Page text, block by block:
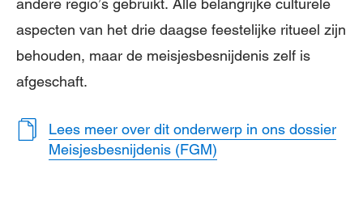
andere regio’s gebruikt. Alle belangrijke culturele
aspecten van het drie daagse feestelijke ritueel zijn
behouden, maar de meisjesbesnijdenis zelf is
afgeschaft.
Lees meer over dit onderwerp in ons dossier
Meisjesbesnijdenis (FGM)